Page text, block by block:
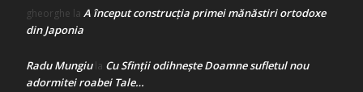
gheorghe la A început construcţia primei mănăstiri ortodoxe
din Japonia
Radu Mungiula Cu Sfinții odihnește Doamne sufletul nou
adormitei roabei Tale…